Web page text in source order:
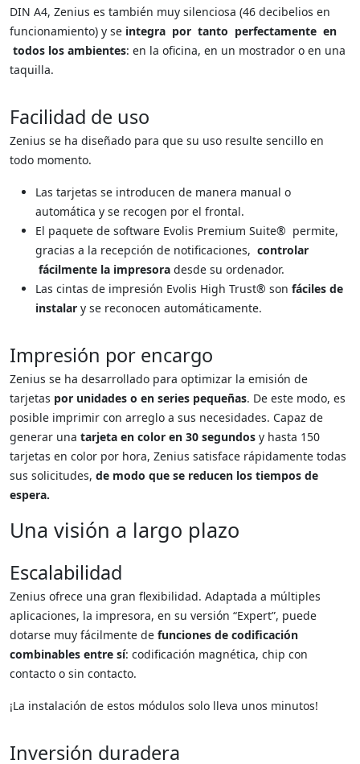
DIN A4, Zenius es también muy silenciosa (46 decibelios en
funcionamiento) y se integra por tanto perfectamente en
todos los ambientes: en la oficina, en un mostrador o en una
taquilla.
Facilidad de uso
Zenius se ha diseñado para que su uso resulte sencillo en
todo momento.
Las tarjetas se introducen de manera manual o
automática y se recogen por el frontal.
El paquete de software Evolis Premium Suite® permite,
gracias a la recepción de notificaciones, controlar
fácilmente la impresora desde su ordenador.
Las cintas de impresión Evolis High Trust® son fáciles de
instalar y se reconocen automáticamente.
Impresión por encargo
Zenius se ha desarrollado para optimizar la emisión de
tarjetas por unidades o en series pequeñas. De este modo, es
posible imprimir con arreglo a sus necesidades. Capaz de
generar una tarjeta en color en 30 segundos y hasta 150
tarjetas en color por hora, Zenius satisface rápidamente todas
sus solicitudes, de modo que se reducen los tiempos de
espera.
Una visión a largo plazo
Escalabilidad
Zenius ofrece una gran flexibilidad. Adaptada a múltiples
aplicaciones, la impresora, en su versión “Expert”, puede
dotarse muy fácilmente de funciones de codificación
combinables entre sí: codificación magnética, chip con
contacto o sin contacto.
¡La instalación de estos módulos solo lleva unos minutos!
Inversión duradera